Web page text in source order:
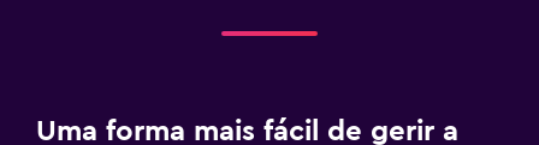
Uma forma mais fácil de gerir a